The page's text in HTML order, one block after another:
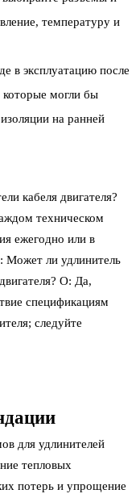
температуру и
в эксплуатацию после
которые могли бы
на ранней
кабеля двигателя?
техническом
ежегодно или в
Может ли удлинитель
О: Да,
спецификациям
следуйте
для удлинителей
тепловых
потерь и упрощение